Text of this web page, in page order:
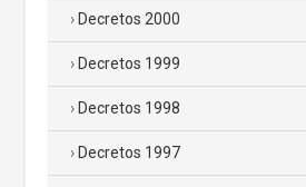
Decretos 2000
Decretos 1999
Decretos 1998
Decretos 1997